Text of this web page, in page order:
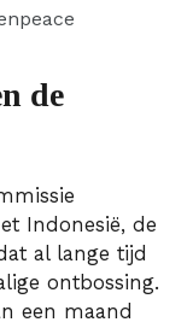
de
Indonesië, de
al lange tijd
ontbossing.
een maand